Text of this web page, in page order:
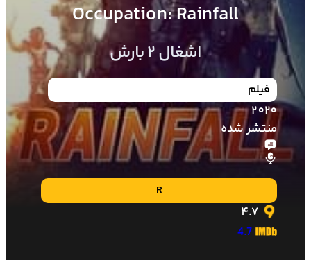
Occupation: Rainfall
اشغال 2 بارش
فیلم
2020
منتشر شده
R
4.7
4.7